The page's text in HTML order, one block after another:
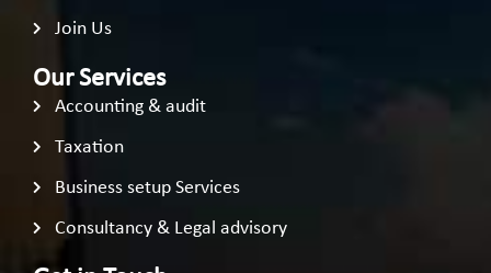
Join Us
Our Services
Accounting & audit
Taxation
Business setup Services
Consultancy & Legal advisory